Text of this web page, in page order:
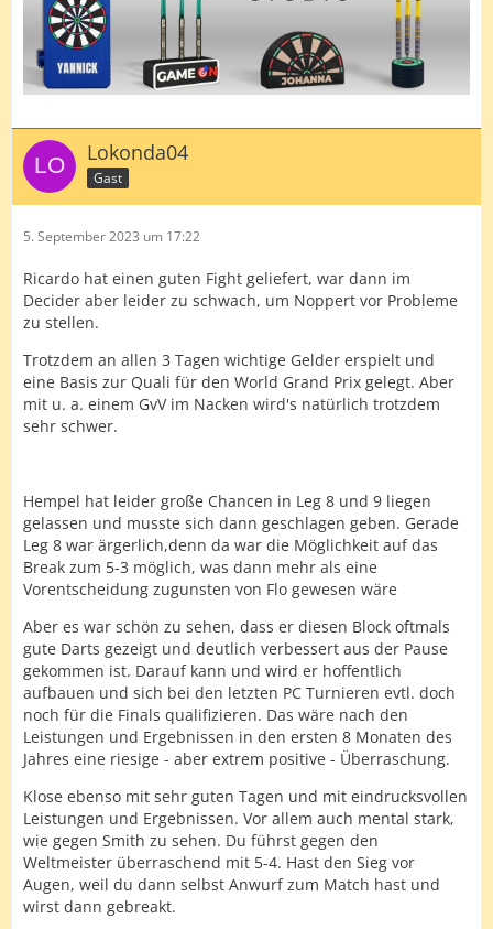
Lokonda04
Gast
5. September 2023 um 17:22
Ricardo hat einen guten Fight geliefert, war dann im
Decider aber leider zu schwach, um Noppert vor Probleme
zu stellen.
Trotzdem an allen 3 Tagen wichtige Gelder erspielt und
eine Basis zur Quali für den World Grand Prix gelegt. Aber
mit u. a. einem GvV im Nacken wird's natürlich trotzdem
sehr schwer.
Hempel hat leider große Chancen in Leg 8 und 9 liegen
gelassen und musste sich dann geschlagen geben. Gerade
Leg 8 war ärgerlich,denn da war die Möglichkeit auf das
Break zum 5-3 möglich, was dann mehr als eine
Vorentscheidung zugunsten von Flo gewesen wäre
Aber es war schön zu sehen, dass er diesen Block oftmals
gute Darts gezeigt und deutlich verbessert aus der Pause
gekommen ist. Darauf kann und wird er hoffentlich
aufbauen und sich bei den letzten PC Turnieren evtl. doch
noch für die Finals qualifizieren. Das wäre nach den
Leistungen und Ergebnissen in den ersten 8 Monaten des
Jahres eine riesige - aber extrem positive - Überraschung.
Klose ebenso mit sehr guten Tagen und mit eindrucksvollen
Leistungen und Ergebnissen. Vor allem auch mental stark,
wie gegen Smith zu sehen. Du führst gegen den
Weltmeister überraschend mit 5-4. Hast den Sieg vor
Augen, weil du dann selbst Anwurf zum Match hast und
wirst dann gebreakt.